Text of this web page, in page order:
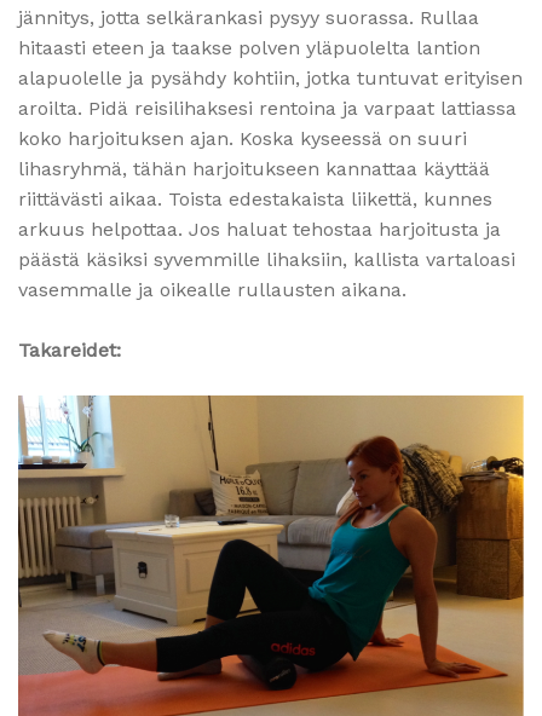
jännitys, jotta selkärankasi pysyy suorassa. Rullaa
hitaasti eteen ja taakse polven yläpuolelta lantion
alapuolelle ja pysähdy kohtiin, jotka tuntuvat erityisen
aroilta. Pidä reisilihaksesi rentoina ja varpaat lattiassa
koko harjoituksen ajan. Koska kyseessä on suuri
lihasryhmä, tähän harjoitukseen kannattaa käyttää
riittävästi aikaa. Toista edestakaista liikettä, kunnes
arkuus helpottaa. Jos haluat tehostaa harjoitusta ja
päästä käsiksi syvemmille lihaksiin, kallista vartaloasi
vasemmalle ja oikealle rullausten aikana.
Takareidet: